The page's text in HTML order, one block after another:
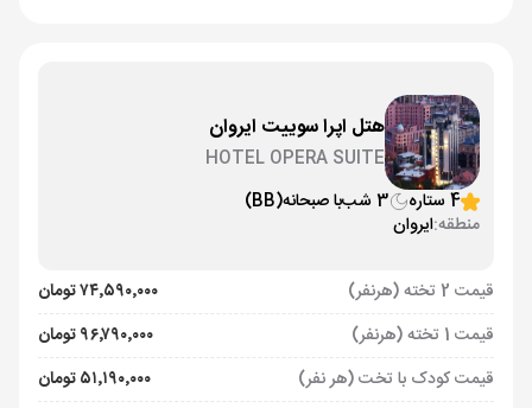
هتل اپرا سوییت ایروان
HOTEL OPERA SUITE
4 ستاره
3 شب با صبحانه(BB)
منطقه:ایروان
قیمت 2 تخته (هرنفر)
۷۴٬۵۹۰٬۰۰۰ تومان
قیمت 1 تخته (هرنفر)
۹۶٬۷۹۰٬۰۰۰ تومان
قیمت کودک با تخت (هر نفر)
۵۱٬۱۹۰٬۰۰۰ تومان